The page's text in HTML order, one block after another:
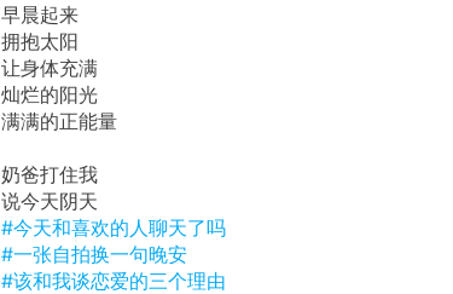
早晨起来
拥抱太阳
让身体充满
灿烂的阳光
满满的正能量
奶爸打住我
说今天阴天
#今天和喜欢的人聊天了吗
#一张自拍换一句晚安
#该和我谈恋爱的三个理由